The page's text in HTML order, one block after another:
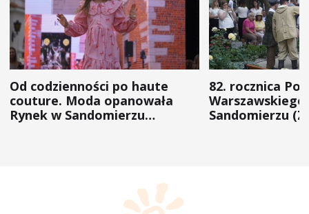
Od codzienności po haute
couture. Moda opanowała
Rynek w Sandomierzu
82. rocznica
Warszawskiego
Sandomierzu